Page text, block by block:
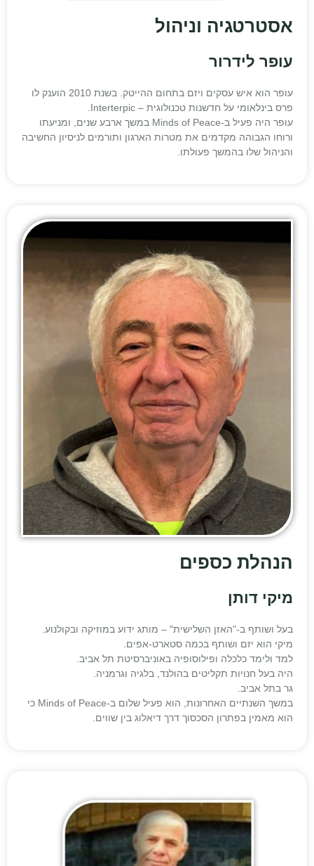
אסטרטגיה וניהול
עופר לידרור
עופר הוא איש עסקים ויזם בתחום ההייטק. בשנת 2010 הוענק לו
פרס בינלאומי על חדשנות טכנולוגית – Interterpic.
עופר היה פעיל ב-Minds of Peace במשך ארבע שנים, ומניעתו
ורוחו הגבוהה מקדמים את מטרות הארגון ותורמים לניסיון החשיבה
והניהול שלו בהמשך פעולתו.
הנהלת כספים
מיקי דותן
בעל ושותף ב-"האזן השלישית" – מותג ידוע במוזיקה ובקולנוע.
מיקי הוא יזם ושותף בכמה סטארט-אפים.
למד ולימד כלכלה ופילוסופיה באוניברסיטת תל אביב.
היה בעל חנויות תקליטים בהולנד, בלגיה וגרמניה.
גר בתל אביב.
במשך השנתיים האחרונות, הוא פעיל שלום ב-Minds of Peace כי
הוא מאמין בפתרון הסכסוך דרך דיאלוג בין שווים.